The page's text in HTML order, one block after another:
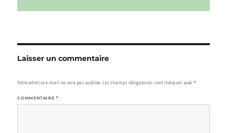
Laisser un commentaire
Votre adresse e-mail ne sera pas publiée. Les champs obligatoires sont indiqués avec*
COMMENTAIRE *